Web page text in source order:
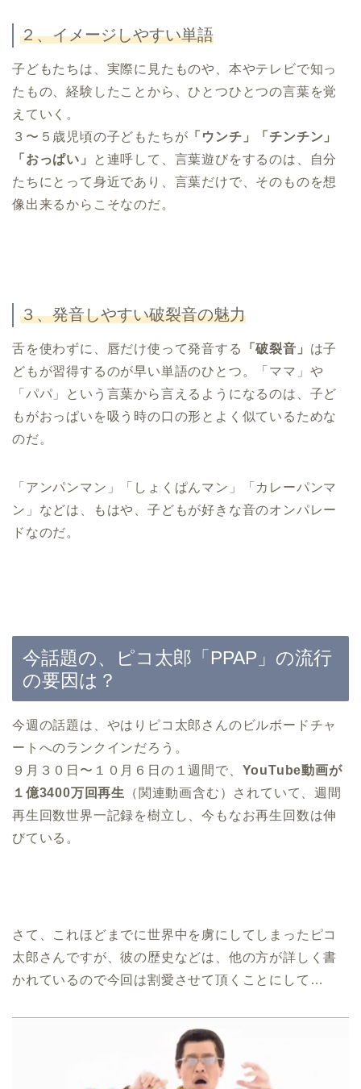
２、イメージしやすい単語
子どもたちは、実際に見たものや、本やテレビで知っ
たもの、経験したことから、ひとつひとつの言葉を覚
えていく。
３〜５歳児頃の子どもたちが 「ウンチ」「チンチン」
「おっぱい」
と連呼して、言葉遊びをするのは、自分
たちにとって身近であり、言葉だけで、そのものを想
像出来るからこそなのだ。
３、発音しやすい破裂音の魅力
舌を使わずに、唇だけ使って発音する 「破裂音」 は子
どもが習得するのが早い単語のひとつ。「ママ」や
「パパ」という言葉から言えるようになるのは、子ど
もがおっぱいを吸う時の口の形とよく似ているためな
のだ。
「アンパンマン」「しょくぱんマン」「カレーパンマ
ン」などは、もはや、子どもが好きな音のオンパレー
ドなのだ。
今話題の、ピコ太郎「PPAP」の流行
の要因は？
今週の話題は、やはりピコ太郎さんのビルボードチャ
ートへのランクインだろう。
９月３０日〜１０月６日の１週間で、 YouTube動画が
１億3400万回再生
（関連動画含む）されていて、週間
再生回数世界一記録を樹立し、今もなお再生回数は伸
びている。
さて、これほどまでに世界中を虜にしてしまったピコ
太郎さんですが、彼の歴史などは、他の方が詳しく書
かれているので今回は割愛させて頂くことにして…